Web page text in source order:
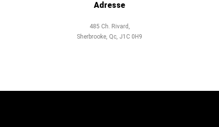
Adresse
485 Ch. Rivard,
Sherbrooke, Qc, J1C 0H9